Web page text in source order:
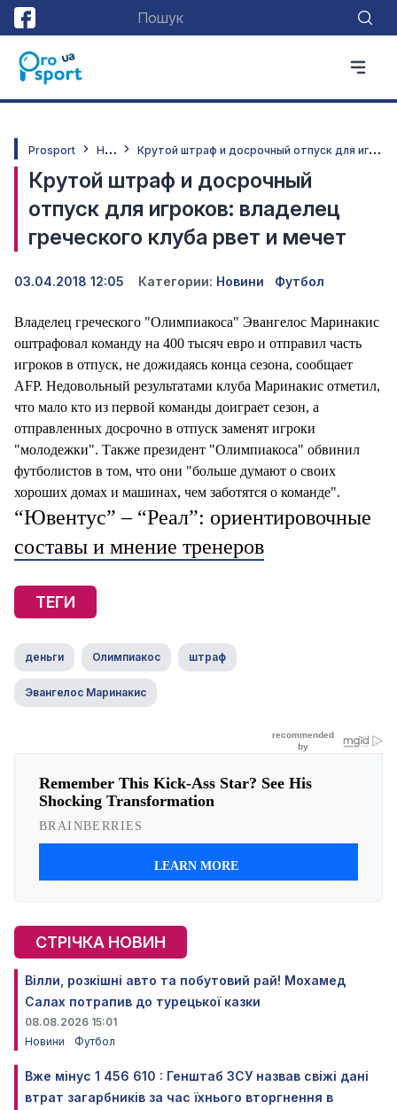
Prosport Н
овини К
рутой штраф и досрочный отпуск для игроков: владелец греческого клуба рвет и мечет
Крутой штраф и досрочный
отпуск для игроков: владелец
греческого клуба рвет и мечет
03.04.2018 12:05 Категории: Новини Футбол
Владелец греческого "Олимпиакоса" Эвангелос Маринакис
оштрафовал команду на 400 тысяч евро и отправил часть
игроков в отпуск, не дожидаясь конца сезона, сообщает
AFP. Недовольный результатами клуба Маринакис отметил,
что мало кто из первой команды доиграет сезон, а
отправленных досрочно в отпуск заменят игроки
"молодежки". Также президент "Олимпиакоса" обвинил
футболистов в том, что они "больше думают о своих
хороших домах и машинах, чем заботятся о команде".
“Ювентус” – “Реал”: ориентировочные
составы и мнение тренеров
ТЕГИ
деньги Олимпиакос штраф
Эвангелос Маринакис
СТРІЧКА НОВИН
Вілли, розкішні авто та побутовий рай! Мохамед
Салах потрапив до турецької казки
08.08.2026 15:01
Новини
Футбол
Вже мінус 1 456 610 : Генштаб ЗСУ назвав свіжі дані
втрат загарбників за час їхнього вторгнення в